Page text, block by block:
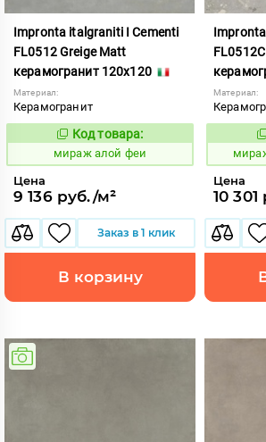
Impronta italgraniti I Cementi
FL0512 Greige Matt
керамогранит 120x120
Материал:
Керамогранит
984613
Код товара:
мираж алой феи
Цена
9 136 руб./м²
Заказ в 1 клик
В корзину
Материал:
Цена
10